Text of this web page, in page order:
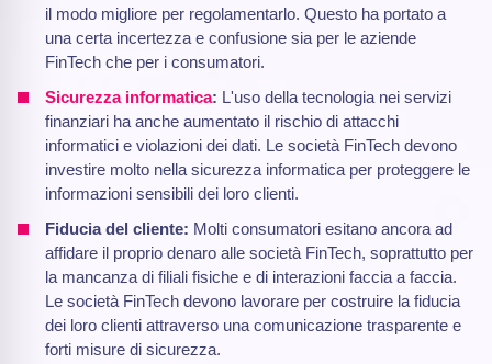
il modo migliore per regolamentarlo. Questo ha portato a
una certa incertezza e confusione sia per le aziende
FinTech che per i consumatori.
Sicurezza informatica: L'uso della tecnologia nei servizi
finanziari ha anche aumentato il rischio di attacchi
informatici e violazioni dei dati. Le società FinTech devono
investire molto nella sicurezza informatica per proteggere le
informazioni sensibili dei loro clienti.
Fiducia del cliente: Molti consumatori esitano ancora ad
affidare il proprio denaro alle società FinTech, soprattutto per
la mancanza di filiali fisiche e di interazioni faccia a faccia.
Le società FinTech devono lavorare per costruire la fiducia
dei loro clienti attraverso una comunicazione trasparente e
forti misure di sicurezza.